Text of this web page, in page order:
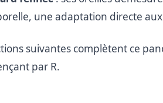
une adaptation directe
suivantes complètent ce
par R.